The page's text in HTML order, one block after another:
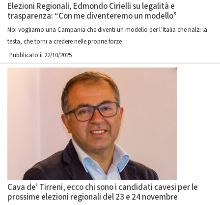
Elezioni Regionali, Edmondo Cirielli su legalità e
trasparenza: “Con me diventeremo un modello”
Noi vogliamo una Campania che diventi un modello per l’Italia che rialzi la
testa, che torni a credere nelle proprie forze
Pubblicato il 22/10/2025
Cava de’ Tirreni, ecco chi sono i candidati cavesi per le
prossime elezioni regionali del 23 e 24 novembre